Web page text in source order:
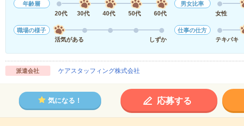
年齢層
20代
30代 40代 50代 60代
男女比率
女性
職場の様子
活気がある
しずか
仕事の仕方
テキパキ
派遣会社 ケアスタッフィング株式会社
気になる！ 応募する